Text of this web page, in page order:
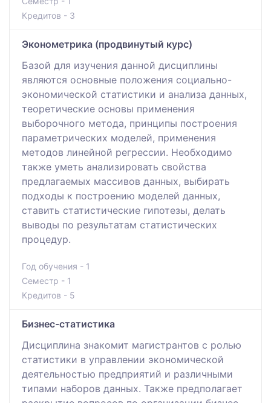
Кредитов - 3
Эконометрика (продвинутый курс)
Базой для изучения данной дисциплины
являются основные положения социально-
экономической статистики и анализа данных,
теоретические основы применения
выборочного метода, принципы построения
параметрических моделей, применения
методов линейной регрессии. Необходимо
также уметь анализировать свойства
предлагаемых массивов данных, выбирать
подходы к построению моделей данных,
ставить статистические гипотезы, делать
выводы по результатам статистических
процедур.
Год обучения - 1
Семестр - 1
Кредитов - 5
Бизнес-статистика
Дисциплина знакомит магистрантов с ролью
статистики в управлении экономической
деятельностью предприятий и различными
типами наборов данных. Также предполагает